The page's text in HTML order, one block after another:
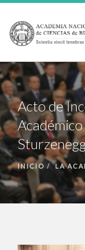
LA ACADEMIA
ACTIVIDADES
PUBLICACIONES
PREMIOS Y BECAS
NOTICIAS
ANCBA EN LOS
Acto de
INICIO LA